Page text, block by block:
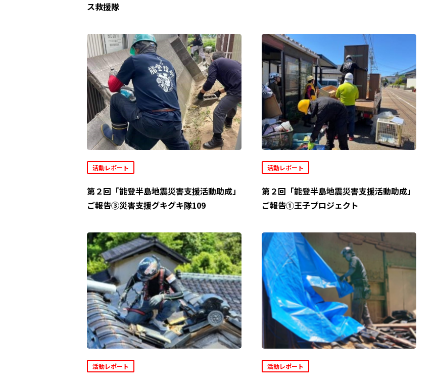
ス救援隊
活動レポート
第２回「能登半島地震災害支援活動助成」
ご報告③災害支援グキグキ隊109
活動レポート
第２回「能登半島地震災害支援活動助成」
ご報告①王子プロジェクト
活動レポート 活動レポート